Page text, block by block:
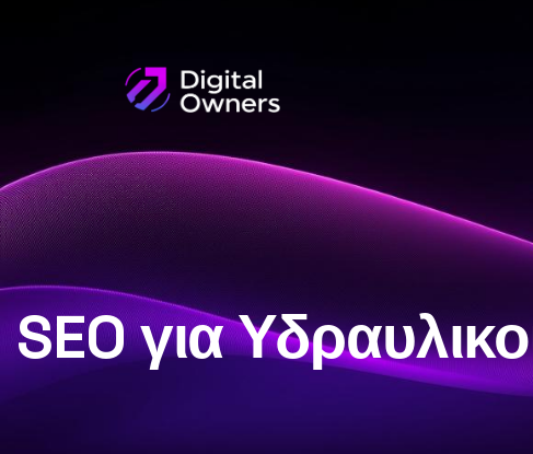
SEO για